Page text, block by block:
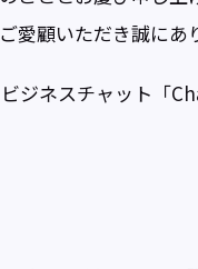
愛顧いただき誠にあ
ジネスチャット「